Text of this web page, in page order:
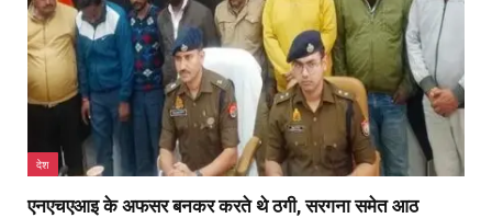
देश
एनएचएआइ के अफसर बनकर करते थे ठगी, सरगना समेत आठ